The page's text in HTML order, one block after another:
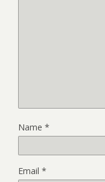
Name *
Email *